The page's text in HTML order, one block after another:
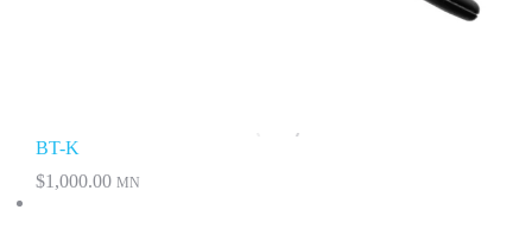
BT-K
$1,000.00 MN